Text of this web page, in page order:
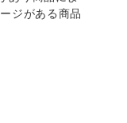
ジがある商品